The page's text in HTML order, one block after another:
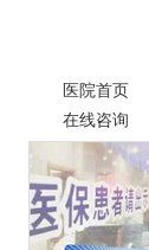
医院首页
在线咨询